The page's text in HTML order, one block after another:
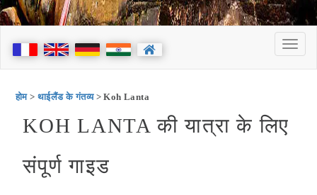
होम>थाईलैंड के गंतव्य> Koh Lanta
KOH LANTA की यात्रा के लिए
संपूर्ण गाइड